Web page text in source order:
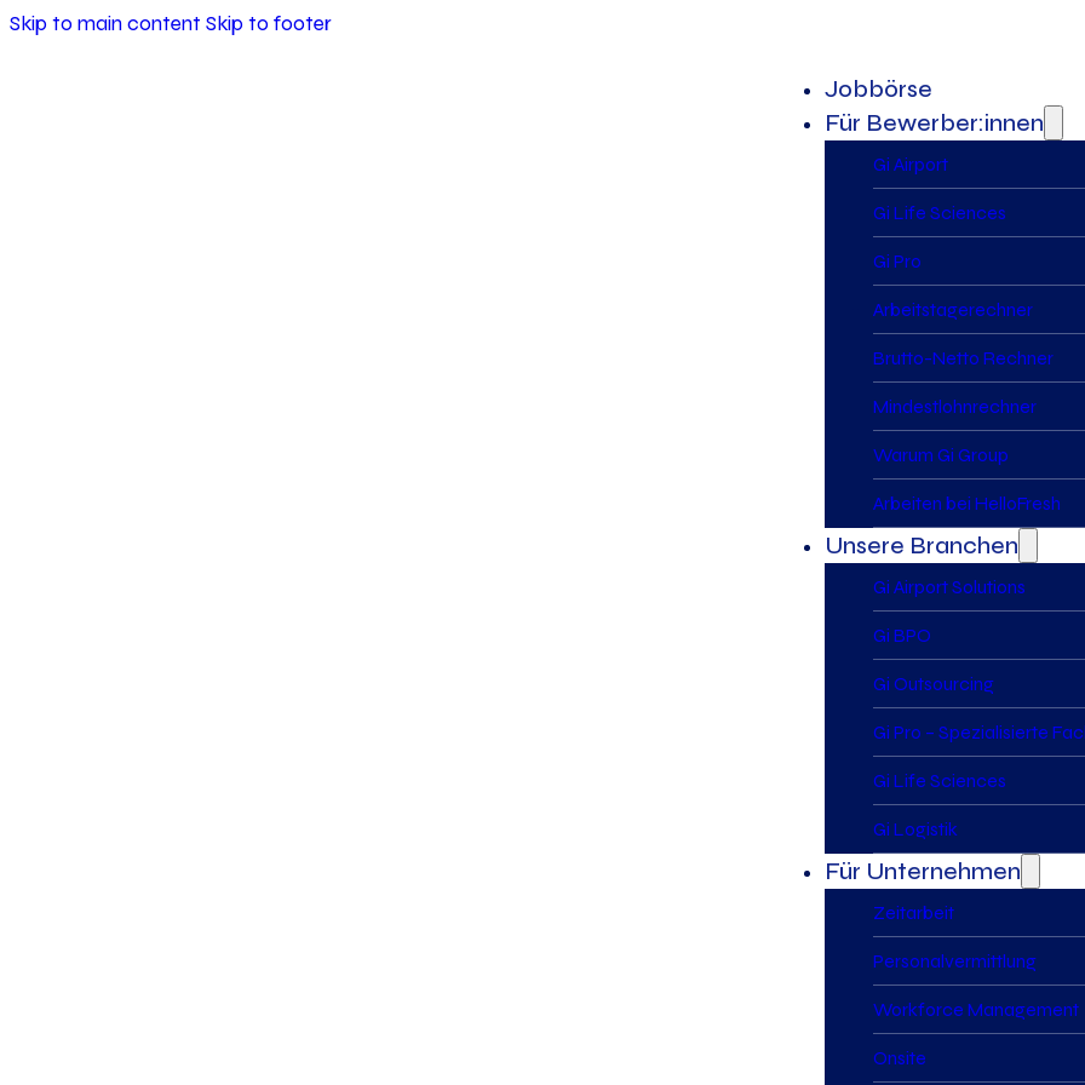
Skip to main content Skip to footer
Jobbörse
Für Bewerber:innen
Gi Airport
Gi Life Sciences
Gi Pro
Arbeitstagerechner
Brutto-Netto Rechner
Mindestlohnrechner
Warum Gi Group
Arbeiten bei HelloFresh
Unsere Branchen
Gi Airport Solutions
Gi BPO
Gi Outsourcing
Gi Pro – Spezialisierte
Gi Life Sciences
Gi Logistik
Für Unternehmen
Zeitarbeit
Personalvermittlung
Workforce Management
Onsite